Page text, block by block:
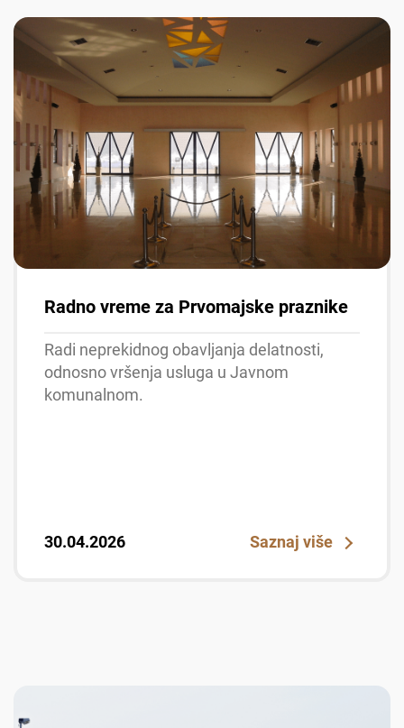
Radno vreme za Prvomajske praznike
Radi neprekidnog obavljanja delatnosti,
odnosno vršenja usluga u Javnom
komunalnom.
30.04.2026 Saznaj više